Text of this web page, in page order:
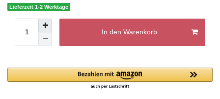
Lieferzeit 1-2 Werktage
In den Warenkorb